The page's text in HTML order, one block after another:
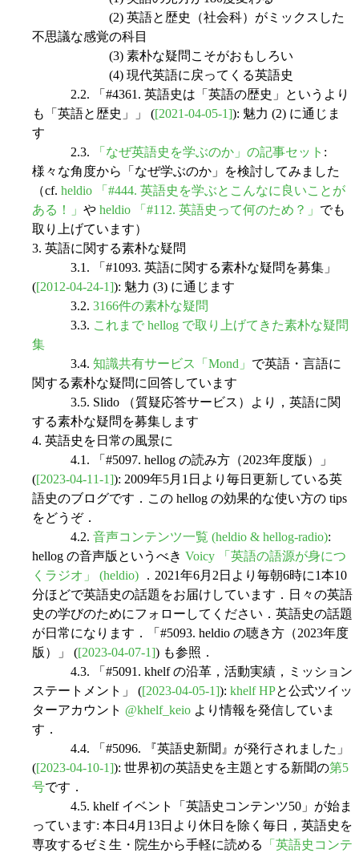
(2) 英語と歴史（社会科）がミックスした
不思議な感覚の科目
(3) 素朴な疑問こそがおもしろい
(4) 現代英語に戻ってくる英語史
2.2. 「#4361. 英語史は「英語の歴史」というより
も「英語と歴史」」 ([2021-04-05-1]): 魅力 (2) に通じま
す
2.3.
「なぜ英語史を学ぶのか」の記事セット :
様々な角度から「なぜ学ぶのか」を検討してみました
（cf. heldio 「#444. 英語史を学ぶとこんなに良いことが
ある！」 や heldio 「#112. 英語史って何のため？」 でも
取り上げています）
3. 英語に関する素朴な疑問
3.1. 「#1093. 英語に関する素朴な疑問を募集」
([2012-04-24-1]): 魅力 (3) に通じます
3.2. 3166件の素朴な疑問
3.3. これまで hellog で取り上げてきた素朴な疑問
集
3.4. 知識共有サービス「Mond」 で英語・言語に
関する素朴な疑問に回答しています
3.5. Slido （質疑応答サービス）より，英語に関
する素朴な疑問を募集します
4. 英語史を日常の風景に
4.1. 「#5097. hellog の読み方（2023年度版）」
([2023-04-11-1]): 2009年5月1日より毎日更新している英
語史のブログです．この hellog の効果的な使い方の tips
をどうぞ．
4.2. 音声コンテンツ一覧 (heldio & hellog-radio):
hellog の音声版というべき Voicy 「英語の語源が身につ
くラジオ」 (heldio) ．2021年6月2日より毎朝6時に1本10
分ほどで英語史の話題をお届けしています．日々の英語
史の学びのためにフォローしてください．英語史の話題
が日常になります．「#5093. heldio の聴き方（2023年度
版）」 ([2023-04-07-1]) も参照．
4.3. 「#5091. khelf の沿革，活動実績，ミッション
ステートメント」 ([2023-04-05-1]): khelf HPと公式ツイッ
ターアカウント @khelf_keio より情報を発信していま
す．
4.4. 「#5096. 『英語史新聞』が発行されました」
([2023-04-10-1]): 世界初の英語史を主題とする新聞の第5
号です．
4.5. khelf イベント「英語史コンテンツ50」が始ま
っています: 本日4月13日より休日を除く毎日，英語史を
専攻するゼミ生・院生から手軽に読める
「英語史コンテ